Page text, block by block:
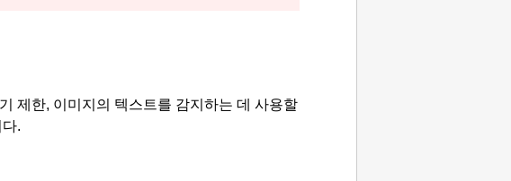
제한, 이미지의 텍스트를 감지하는 데 사용할
.